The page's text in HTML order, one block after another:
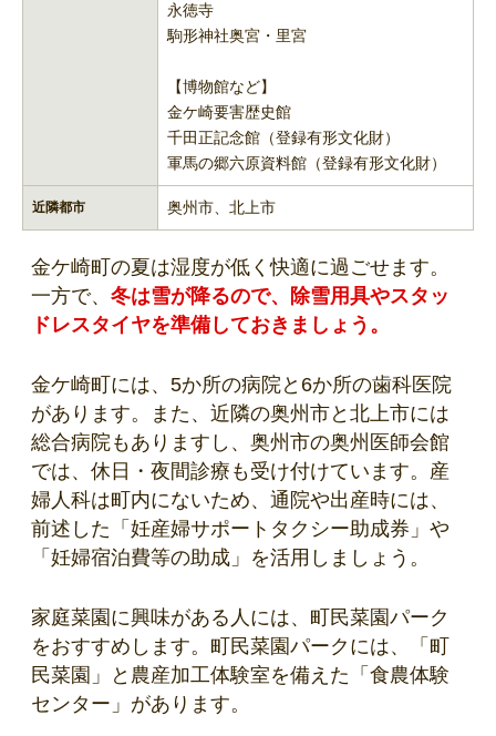
永徳寺
駒形神社奥宮・里宮
【博物館など】
金ケ崎要害歴史館
千田正記念館（登録有形文化財）
軍馬の郷六原資料館（登録有形文化財）
近隣都市 奥州市、北上市
金ケ崎町の夏は湿度が低く快適に過ごせます。
一方で、 冬は雪が降るので、除雪用具やスタッ
ドレスタイヤを準備しておきましょう。
金ケ崎町には、5か所の病院と6か所の歯科医院
があります。また、近隣の奥州市と北上市には
総合病院もありますし、奥州市の奥州医師会館
では、休日・夜間診療も受け付けています。産
婦人科は町内にないため、通院や出産時には、
前述した「妊産婦サポートタクシー助成券」や
「妊婦宿泊費等の助成」を活用しましょう。
家庭菜園に興味がある人には、町民菜園パーク
をおすすめします。町民菜園パークには、「町
民菜園」と農産加工体験室を備えた「食農体験
センター」があります。